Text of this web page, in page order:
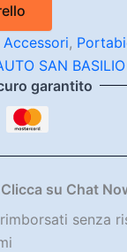
Accessori,
SAN
garantito
su Chat
senza